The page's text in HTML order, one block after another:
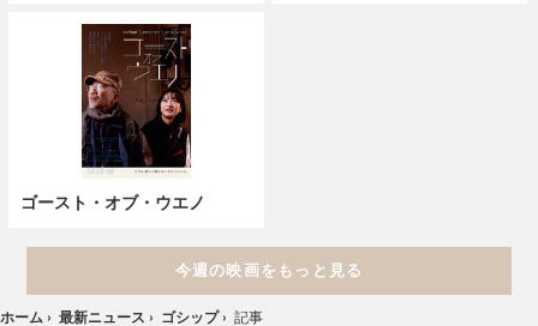
ゴースト・オブ・ウエノ
今週の映画をもっと見る
ホーム › 最新ニュース › ゴシップ › 記事